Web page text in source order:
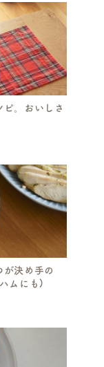
。おいしさ
が決め手の
ムにも)